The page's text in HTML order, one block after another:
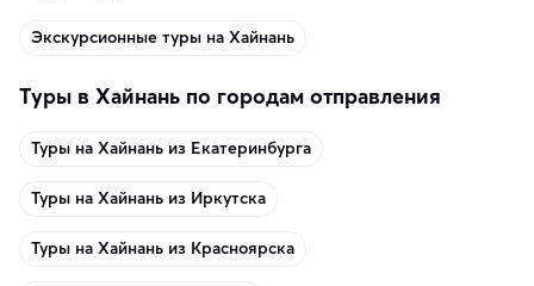
Экскурсионные туры на Хайнань
Туры в Хайнань по городам отправления
Туры на Хайнань из Екатеринбурга
Туры на Хайнань из Иркутска
Туры на Хайнань из Красноярска